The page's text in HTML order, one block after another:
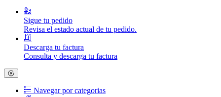
Sigue tu pedido
Revisa el estado actual de tu pedido.
Descarga tu factura
Consulta y descarga tu factura
Navegar por categorias